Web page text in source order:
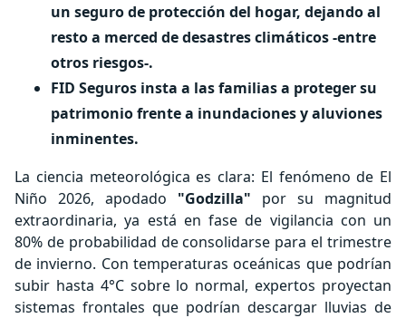
un seguro de protección del hogar, dejando al
resto a merced de desastres climáticos -entre
otros riesgos-.
FID Seguros insta a las familias a proteger su
patrimonio frente a inundaciones y aluviones
inminentes.
La ciencia meteorológica es clara: El fenómeno de El
Niño 2026, apodado "Godzilla" por su magnitud
extraordinaria, ya está en fase de vigilancia con un
80% de probabilidad de consolidarse para el trimestre
de invierno. Con temperaturas oceánicas que podrían
subir hasta 4°C sobre lo normal, expertos proyectan
sistemas frontales que podrían descargar lluvias de